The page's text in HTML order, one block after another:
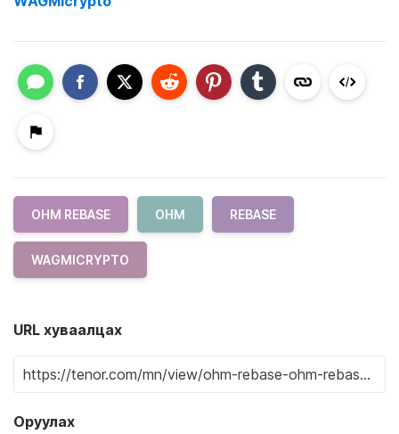
OHM REBASE OHM REBASE
WAGMICRYPTO
URL хуваалцах
Оруулах